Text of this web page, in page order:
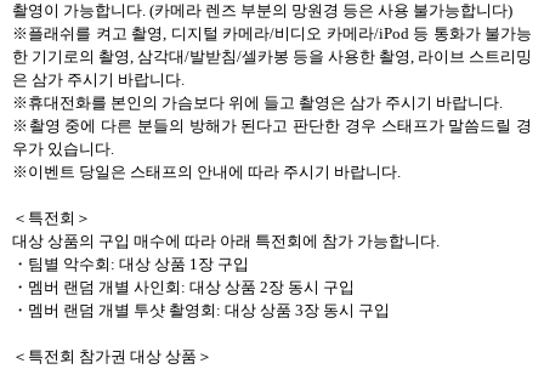
촬영이 가능합니다. (카메라 렌즈 부분의 망원경 등은 사용 불가능합니다)
※플래쉬를 켜고 촬영, 디지털 카메라/비디오 카메라/iPod 등 통화가 불가능
한 기기로의 촬영, 삼각대/발받침/셀카봉 등을 사용한 촬영, 라이브 스트리밍
은 삼가 주시기 바랍니다.
※휴대전화를 본인의 가슴보다 위에 들고 촬영은 삼가 주시기 바랍니다.
※촬영 중에 다른 분들의 방해가 된다고 판단한 경우 스태프가 말씀드릴 경
우가 있습니다.
※이벤트 당일은 스태프의 안내에 따라 주시기 바랍니다.
＜특전회＞
대상 상품의 구입 매수에 따라 아래 특전회에 참가 가능합니다.
・ 팀별 악수회 : 대상 상품 1장 구입
・ 멤버 랜덤 개별 사인회 : 대상 상품 2장 동시 구입
・ 멤버 랜덤 개별 투샷 촬영회 : 대상 상품 3장 동시 구입
＜특전회 참가권 대상 상품＞